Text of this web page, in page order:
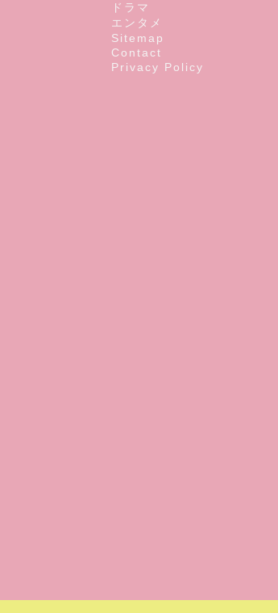
ドラマ
エンタメ
Sitemap
Contact
Privacy Policy